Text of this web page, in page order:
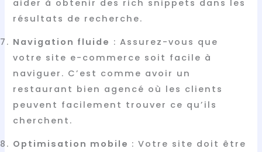
aider à obtenir des rich snippets dans les
résultats de recherche.
Navigation fluide : Assurez-vous que
votre site e-commerce soit facile à
naviguer. C’est comme avoir un
restaurant bien agencé où les clients
peuvent facilement trouver ce qu’ils
cherchent.
Optimisation mobile : Votre site doit être